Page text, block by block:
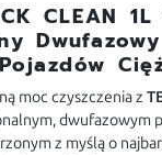
CLEAN
moc czyszczenia z
dwufazowym
z myślą o